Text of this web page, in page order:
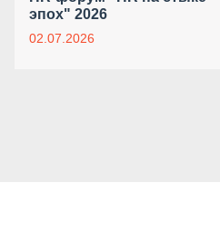
эпох" 2026
02.07.2026